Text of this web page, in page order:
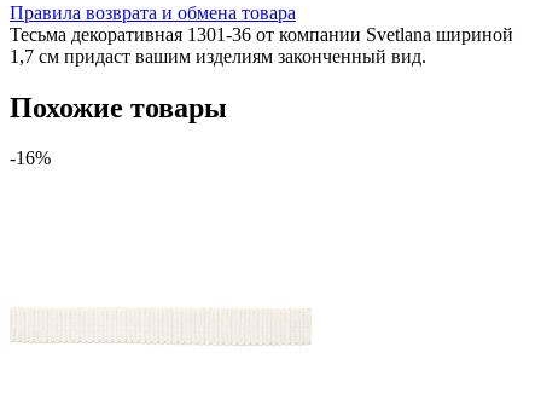
Правила возврата и обмена товара
Тесьма декоративная 1301-36 от компании Svetlana шириной
1,7 см придаст вашим изделиям законченный вид.
Похожие товары
-16%